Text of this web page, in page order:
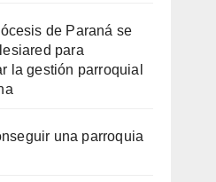
de Paraná se
para
la gestión parroquial
una parroquia